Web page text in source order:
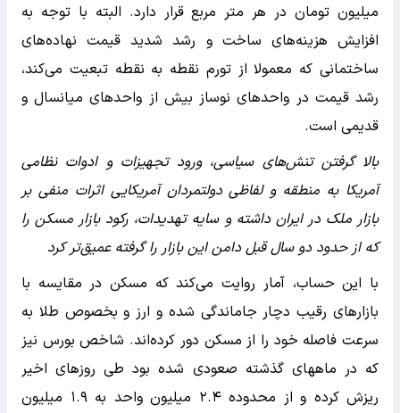
میلیون تومان در هر متر مربع قرار دارد. البته با توجه به
افزایش هزینه‌های ساخت و رشد شدید قیمت نهاده‌های
ساختمانی که معمولا از تورم نقطه به نقطه تبعیت می‌کند،
رشد قیمت در واحدهای نوساز بیش از واحدهای میانسال و
قدیمی است.
بالا گرفتن تنش‌های سیاسی، ورود تجهیزات و ادوات نظامی
آمریکا به منطقه و لفاظی دولتمردان آمریکایی اثرات منفی بر
بازار ملک در ایران داشته و سایه تهدیدات، رکود بازار مسکن را
که از حدود دو سال قبل دامن این بازار را گرفته عمیق‌تر کرد
با این حساب، آمار روایت می‌کند که مسکن در مقایسه با
بازارهای رقیب دچار جاماندگی شده و ارز و بخصوص طلا به
سرعت فاصله خود را از مسکن دور کرده‌اند. شاخص بورس نیز
که در ماههای گذشته صعودی شده بود طی روزهای اخیر
ریزش کرده و از محدوده ۲.۴ میلیون واحد به ۱.۹ میلیون